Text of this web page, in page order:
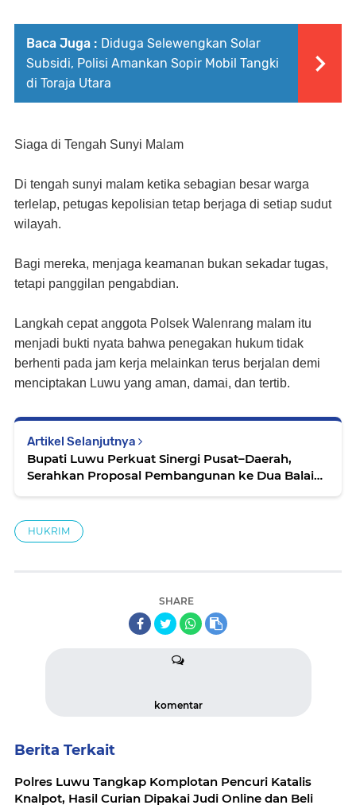
Baca Juga : Diduga Selewengkan Solar
Subsidi, Polisi Amankan Sopir Mobil Tangki
di Toraja Utara
Siaga di Tengah Sunyi Malam
Di tengah sunyi malam ketika sebagian besar warga
terlelap, petugas kepolisian tetap berjaga di setiap sudut
wilayah.
Bagi mereka, menjaga keamanan bukan sekadar tugas,
tetapi panggilan pengabdian.
Langkah cepat anggota Polsek Walenrang malam itu
menjadi bukti nyata bahwa penegakan hukum tidak
berhenti pada jam kerja melainkan terus berjalan demi
menciptakan Luwu yang aman, damai, dan tertib.
Artikel Selanjutnya
Bupati Luwu Perkuat Sinergi Pusat–Daerah,
Serahkan Proposal Pembangunan ke Dua Balai
HUKRIM
SHARE
komentar
Berita Terkait
Polres Luwu Tangkap Komplotan Pencuri Katalis
Knalpot, Hasil Curian Dipakai Judi Online dan Beli